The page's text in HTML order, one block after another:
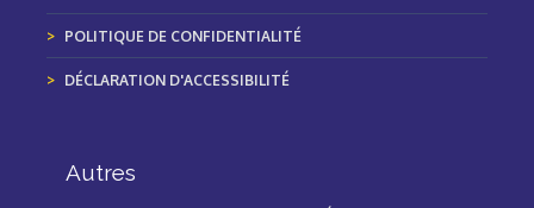
POLITIQUE DE CONFIDENTIALITÉ
DÉCLARATION D'ACCESSIBILITÉ
Autres